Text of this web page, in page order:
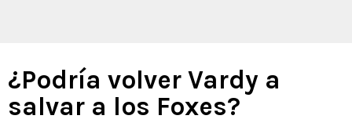
¿Podría volver Vardy a
salvar a los Foxes?